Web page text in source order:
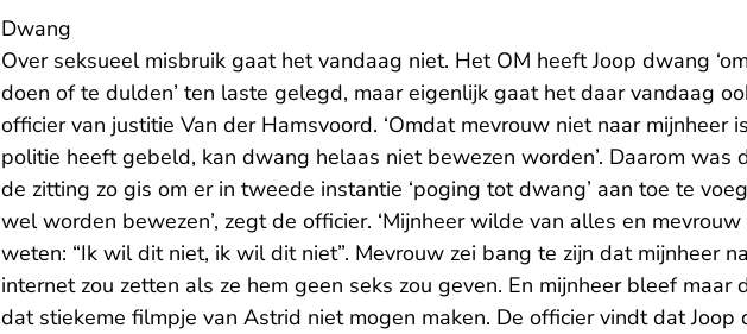
Dwang
Over seksueel misbruik gaat het vandaag niet. Het OM heeft Joop dwang
doen of te dulden’ ten laste gelegd, maar eigenlijk gaat het daar vandaag
officier van justitie Van der Hamsvoord. ‘Omdat mevrouw niet naar mijnheer
politie heeft gebeld, kan dwang helaas niet bewezen worden’. Daarom was
de zitting zo gis om er in tweede instantie ‘poging tot dwang’ aan toe te
wel worden bewezen’, zegt de officier. ‘Mijnheer wilde van alles en
weten: “Ik wil dit niet, ik wil dit niet”. Mevrouw zei bang te zijn dat mijnheer
internet zou zetten als ze hem geen seks zou geven. En mijnheer bleef maar
dat stiekeme filmpje van Astrid niet mogen maken. De officier vindt dat Joop